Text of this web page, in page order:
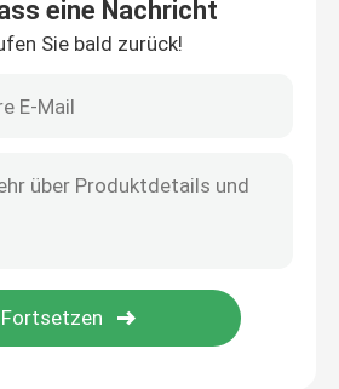
Männer
eine Nachricht
Sie bald zurück!